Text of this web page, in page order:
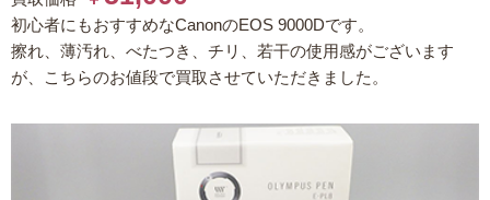
初心者にもおすすめなCanonのEOS 9000Dです。
擦れ、薄汚れ、べたつき、チリ、若干の使用感がございます
が、こちらのお値段で買取させていただきました。